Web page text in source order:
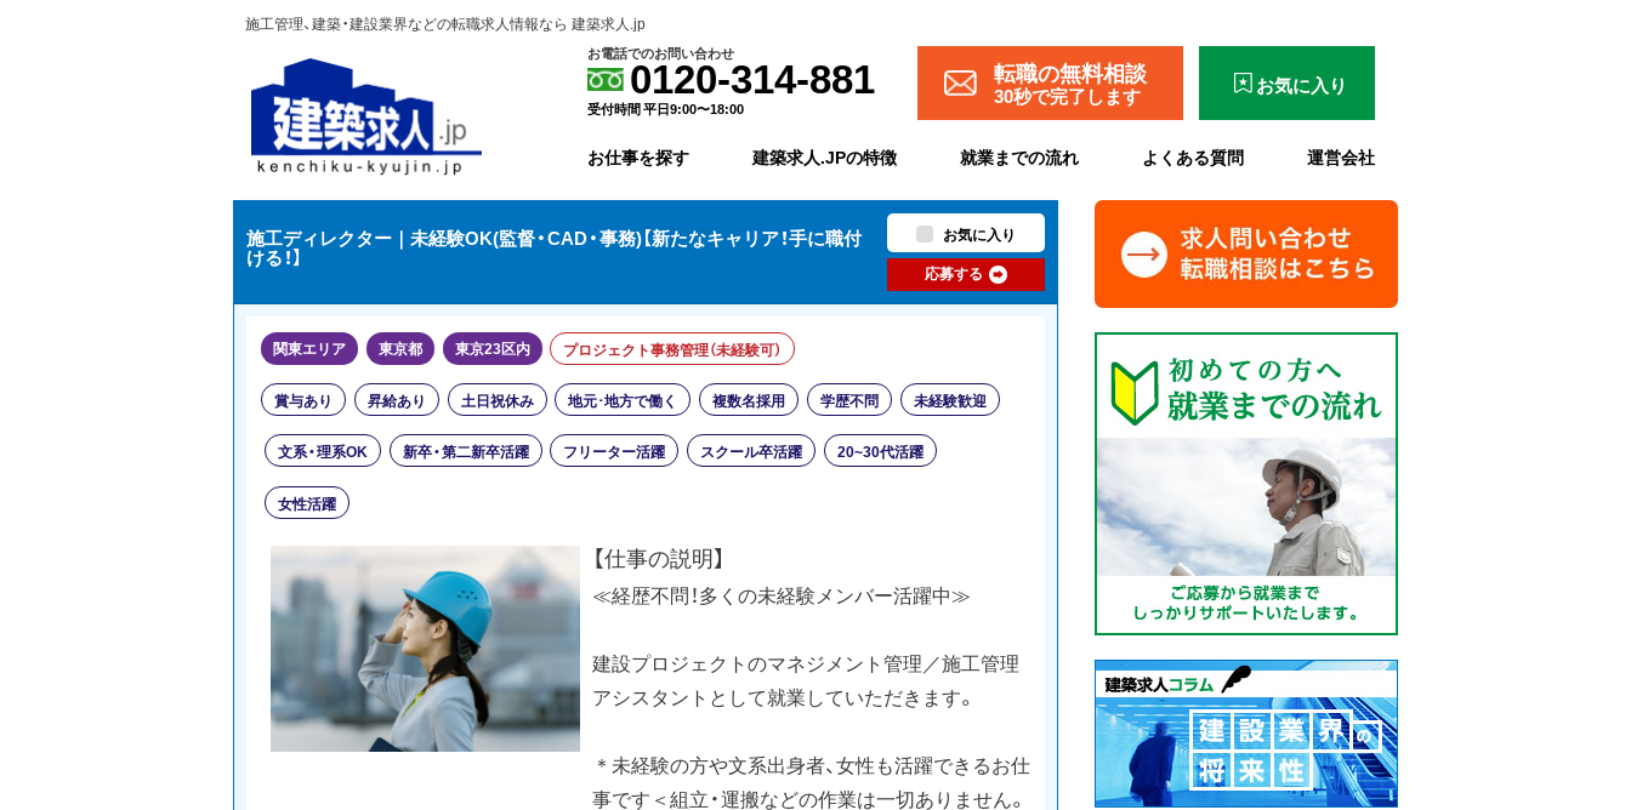
施工管理、建築・建設業界などの転職求人情報なら 建築求人.jp
お電話でのお問い合わせ
0120-314-881
受付時間 平日9:00〜18:00
転職の無料相談
30秒で完了します お気に入り
お仕事を探す 建築求人.JPの特徴 就業までの流れ よくある質問 運営会社
施工ディレクター｜未経験ОK(監督・CAD・事務)【新たなキャリア！手に職付
ける！】
お気に入り
応募する
関東エリア 東京都 東京23区内 プロジェクト事務管理（未経験可）
賞与あり 昇給あり 土日祝休み 地元･地方で働く 複数名採用 学歴不問 未経験歓迎
文系・理系OK 新卒・第二新卒活躍 フリーター活躍 スクール卒活躍 20~30代活躍
女性活躍
【仕事の説明】
≪経歴不問！多くの未経験メンバー活躍中≫
建設プロジェクトのマネジメント管理／施工管理
アシスタントとして就業していただきます。
＊未経験の方や文系出身者、女性も活躍できるお仕
事です＜組立・運搬などの作業は一切ありません。